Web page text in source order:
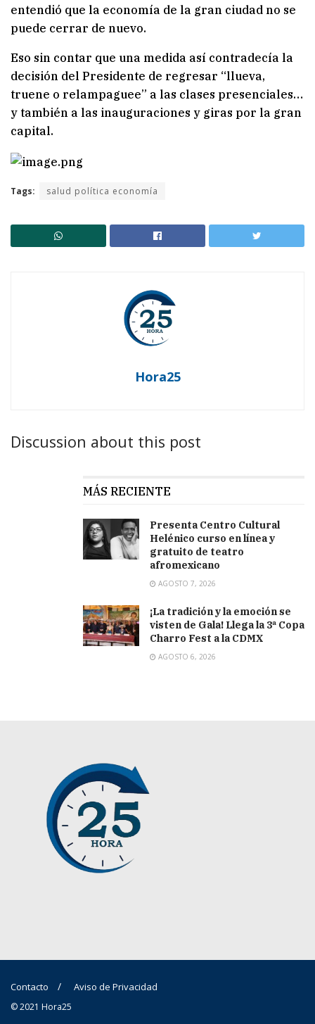
entendió que la economía de la gran ciudad no se
puede cerrar de nuevo.
Eso sin contar que una medida así contradecía la
decisión del Presidente de regresar “llueva,
truene o relampaguee” a las clases presenciales…
y también a las inauguraciones y giras por la gran
capital.
Tags: salud política economía
Hora25
Discussion about this post
MÁS RECIENTE
Presenta Centro Cultural
Helénico curso en línea y
gratuito de teatro
afromexicano
AGOSTO 7, 2026
¡La tradición y la emoción se
visten de Gala! Llega la 3ª Copa
Charro Fest a la CDMX
AGOSTO 6, 2026
Contacto Aviso de Privacidad
© 2021 Hora25